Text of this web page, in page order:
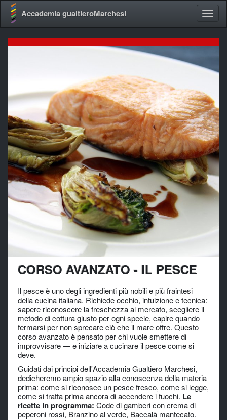
Accademia gualtieroMarchesi
CORSO AVANZATO - IL PESCE
Il pesce è uno degli ingredienti più nobili e più fraintesi
della cucina italiana. Richiede occhio, intuizione e tecnica:
sapere riconoscere la freschezza al mercato, scegliere il
metodo di cottura giusto per ogni specie, capire quando
fermarsi per non sprecare ciò che il mare offre. Questo
corso avanzato è pensato per chi vuole smettere di
improvvisare — e iniziare a cucinare il pesce come si
deve.
Guidati dai principi dell'Accademia Gualtiero Marchesi,
dedicheremo ampio spazio alla conoscenza della materia
prima: come si riconosce un pesce fresco, come si legge,
come si tratta prima ancora di accendere i fuochi. Le
ricette in programma: Code di gamberi con crema di
peperoni rossi, Branzino al verde, Baccalà mantecato.